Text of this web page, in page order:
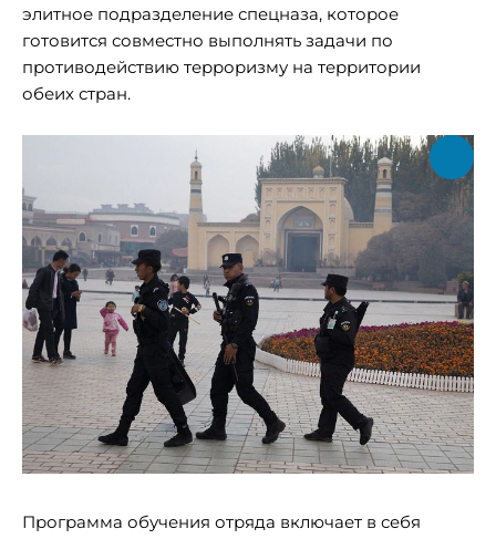
элитное подразделение спецназа, которое
готовится совместно выполнять задачи по
противодействию терроризму на территории
обеих стран.
Программа обучения отряда включает в себя